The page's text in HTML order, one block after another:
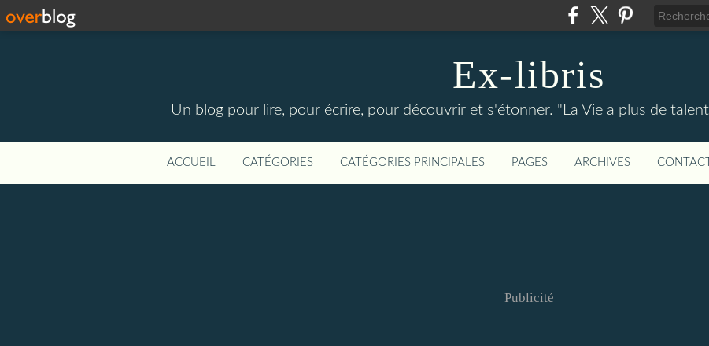
Ex-libris
Un blog pour lire, pour écrire, pour découvrir et s'étonner. "La Vie a plus de
ACCUEIL CATÉGORIES CATÉGORIES PRINCIPALES PAGES ARCHIVES CONTACT
Publicité